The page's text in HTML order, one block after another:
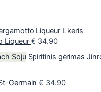
Likeris
Liqueur € 34.90
Spiritinis gėrimas
Germain € 34.90